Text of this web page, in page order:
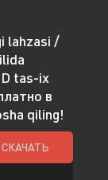
lahzasi /
tas-ix
в
qiling!
СКАЧАТЬ